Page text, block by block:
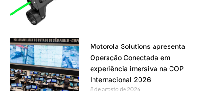
Motorola Solutions apresenta
Operação Conectada em
experiência imersiva na COP
Internacional 2026
8 de agosto de 2026